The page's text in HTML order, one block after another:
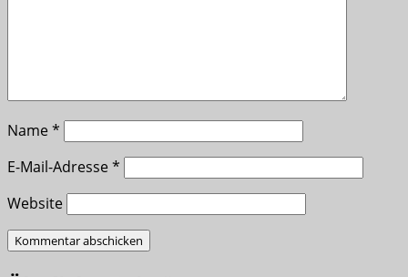
Name*
E-Mail-Adresse*
Website